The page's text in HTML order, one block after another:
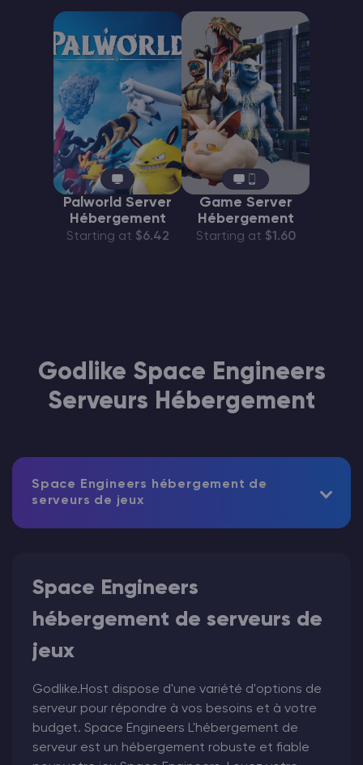
Palworld Server
Hébergement
Starting at $6.42
Game Server
Hébergement
Starting at $1.60
Godlike Space Engineers
Serveurs Hébergement
Space Engineers hébergement de
serveurs de jeux
Space Engineers
hébergement de serveurs de
jeux
Godlike.Host dispose d'une variété d'options de
serveur pour répondre à vos besoins et à votre
budget. Space Engineers L'hébergement de
serveur est un hébergement robuste et fiable